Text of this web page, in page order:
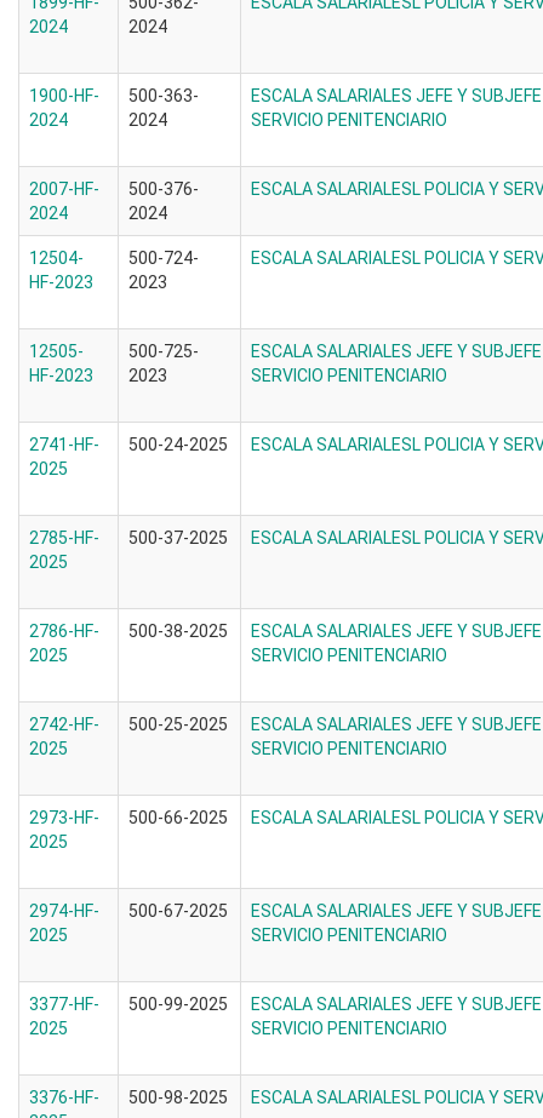
2024
2024
1900-HF-
2024
500-363-
2024
ESCALA SALARIALES JEFE Y
SERVICIO PENITENCIARIO
2007-HF-
2024
500-376-
2024
ESCALA SALARIALESL POLICIA Y
12504-
HF-2023
500-724-
2023
ESCALA SALARIALESL POLICIA Y
12505-
HF-2023
500-725-
2023
ESCALA SALARIALES JEFE Y
SERVICIO PENITENCIARIO
2741-HF-
2025
500-24-2025 ESCALA SALARIALESL POLICIA Y
2785-HF-
2025
500-37-2025 ESCALA SALARIALESL POLICIA Y
2786-HF-
2025
500-38-2025
ESCALA SALARIALES JEFE Y
SERVICIO PENITENCIARIO
2742-HF-
2025
500-25-2025
ESCALA SALARIALES JEFE Y
SERVICIO PENITENCIARIO
2973-HF-
2025
500-66-2025 ESCALA SALARIALESL POLICIA Y
2974-HF-
2025
500-67-2025
ESCALA SALARIALES JEFE Y
SERVICIO PENITENCIARIO
3377-HF-
2025
500-99-2025
ESCALA SALARIALES JEFE Y
SERVICIO PENITENCIARIO
3376-HF-
500-98-2025 ESCALA SALARIALESL POLICIA Y